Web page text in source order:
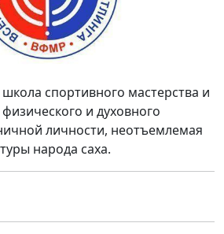
спортивного мастерства и
и духовного
личности, неотъемлемая
народа саха.